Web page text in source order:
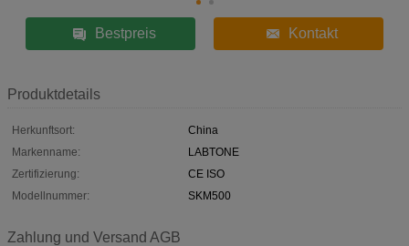
Bestpreis Kontakt
Produktdetails
Herkunftsort:
China
Markenname:
LABTONE
Zertifizierung:
CE ISO
Modellnummer:
SKM500
Zahlung und Versand AGB